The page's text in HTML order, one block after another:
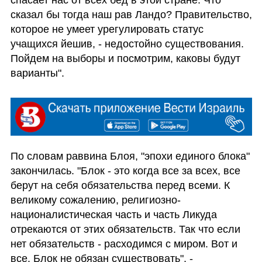
сказал бы тогда наш рав Ландо? Правительство,
которое не умеет урегулировать статус
учащихся йешив, - недостойно существования.
Пойдем на выборы и посмотрим, каковы будут
варианты".
По словам раввина Блоя, "эпохи единого блока"
закончилась. "Блок - это когда все за всех, все
берут на себя обязательства перед всеми. К
великому сожалению, религиозно-
националистическая часть и часть Ликуда
отрекаются от этих обязательств. Так что если
нет обязательств - расходимся с миром. Вот и
все. Блок не обязан существовать", -